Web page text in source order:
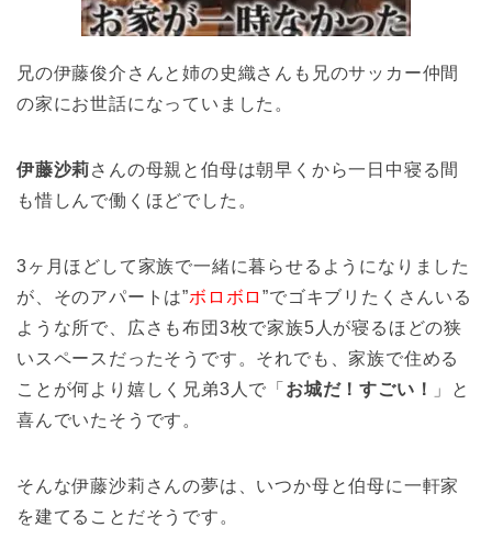
兄の伊藤俊介さんと姉の史織さんも兄のサッカー仲間
の家にお世話になっていました。
伊藤沙莉さんの母親と伯母は朝早くから一日中寝る間
も惜しんで働くほどでした。
3ヶ月ほどして家族で一緒に暮らせるようになりました
が、そのアパートは”ボロボロ”でゴキブリたくさんいる
ような所で、広さも布団3枚で家族5人が寝るほどの狭
いスペースだったそうです。それでも、家族で住める
ことが何より嬉しく兄弟3人で「 お城だ！すごい！
」と
喜んでいたそうです。
そんな伊藤沙莉さんの夢は、いつか母と伯母に一軒家
を建てることだそうです。